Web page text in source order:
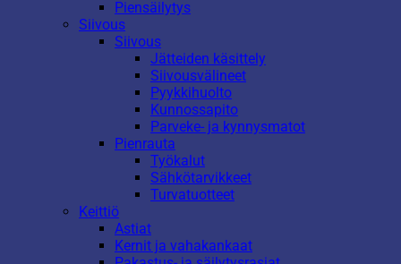
Piensäilytys
Siivous
Siivous
Jätteiden käsittely
Siivousvälineet
Pyykkihuolto
Kunnossapito
Parveke- ja kynnysmatot
Pienrauta
Työkalut
Sähkötarvikkeet
Turvatuotteet
Keittiö
Astiat
Kernit ja vahakankaat